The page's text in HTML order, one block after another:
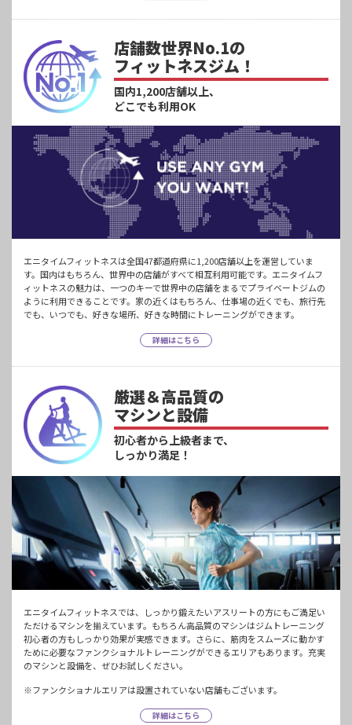
店舗数世界No.1の
フィットネスジム！
国内1,200店舗以上、
どこでも利用OK
エニタイムフィットネスは全国47都道府県に1,200店舗以上を運営していま
す。国内はもちろん、世界中の店舗がすべて相互利用可能です。エニタイムフ
ィットネスの魅力は、一つのキーで世界中の店舗をまるでプライベートジムの
ように利用できることです。家の近くはもちろん、仕事場の近くでも、旅行先
でも、いつでも、好きな場所、好きな時間にトレーニングができます。
詳細はこちら
厳選＆高品質の
マシンと設備
初心者から上級者まで、
しっかり満足！
エニタイムフィットネスでは、しっかり鍛えたいアスリートの方にもご満足い
ただけるマシンを揃えています。もちろん高品質のマシンはジムトレーニング
初心者の方もしっかり効果が実感できます。さらに、筋肉をスムーズに動かす
ために必要なファンクショナルトレーニングができるエリアもあります。充実
のマシンと設備を、ぜひお試しください。
※ファンクショナルエリアは設置されていない店舗もございます。
詳細はこちら